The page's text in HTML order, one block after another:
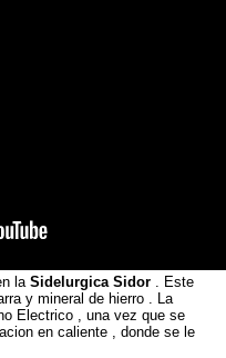
la Sidelurgica Sidor. Este
y mineral de hierro . La
Electrico , una vez que se
en caliente , donde se le